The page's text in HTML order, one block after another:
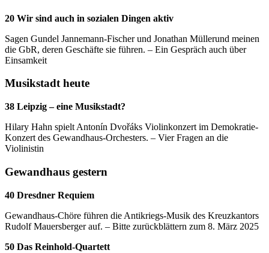
20 Wir sind auch in sozialen Dingen aktiv
Sagen Gundel Jannemann-Fischer und Jonathan Müllerund meinen
die GbR, deren Geschäfte sie führen. – Ein Gespräch auch über
Einsamkeit
Musikstadt heute
38 Leipzig – eine Musikstadt?
Hilary Hahn spielt Antonín Dvořáks Violinkonzert im Demokratie-
Konzert des Gewandhaus-Orchesters. – Vier Fragen an die
Violinistin
Gewandhaus gestern
40 Dresdner Requiem
Gewandhaus-Chöre führen die Antikriegs-Musik des Kreuzkantors
Rudolf Mauersberger auf. – Bitte zurückblättern zum 8. März 2025
50 Das Reinhold-Quartett